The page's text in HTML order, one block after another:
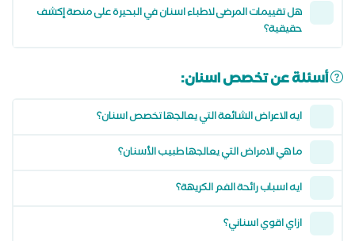
هل تقييمات المرضى لاطباء اسنان في البحيرة على منصة إكشف
حقيقية؟
أسئلة عن تخصص اسنان:
ايه الاعراض الشائعة التي يعالجها تخصص اسنان؟
ما هي الامراض التي يعالجها طبيب الأسنان؟
ايه اسباب رائحة الفم الكريهة؟
ازاي اقوي اسناني؟